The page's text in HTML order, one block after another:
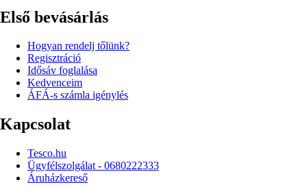
Első bevásárlás
Hogyan rendelj tőlünk?
Regisztráció
Idősáv foglalása
Kedvenceim
ÁFÁ-s számla igénylés
Kapcsolat
Tesco.hu
Ügyfélszolgálat - 0680222333
Áruházkereső